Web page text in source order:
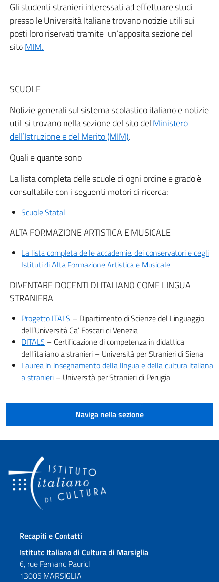
Gli studenti stranieri interessati ad effettuare studi
presso le Università Italiane trovano notizie utili sui
posti loro riservati tramite un’apposita sezione del
sitoMIM.
SCUOLE
Notizie generali sul sistema scolastico italiano e notizie
utili si trovano nella sezione del sito del Ministero
dell’Istruzione e del Merito (MIM).
Quali e quante sono
La lista completa delle scuole di ogni ordine e grado è
consultabile con i seguenti motori di ricerca:
Scuole Statali
ALTA FORMAZIONE ARTISTICA E MUSICALE
La lista completa delle accademie, dei conservatori e degli
Istituti di Alta Formazione Artistica e Musicale
DIVENTARE DOCENTI DI ITALIANO COME LINGUA
STRANIERA
Progetto ITALS – Dipartimento di Scienze del Linguaggio
dell’Università Ca’ Foscari di Venezia
DITALS – Certificazione di competenza in didattica
dell’italiano a stranieri – Università per Stranieri di Siena
Laurea in insegnamento della lingua e della cultura italiana
a stranieri – Università per Stranieri di Perugia
Naviga nella sezione
Sezione footer
Recapiti e Contatti
Istituto Italiano di Cultura di Marsiglia
6, rue Fernand Pauriol
13005 MARSIGLIA